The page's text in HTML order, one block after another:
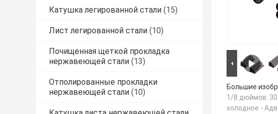
Катушка легированной стали (15)
Лист легированной стали (10)
Почищенная щеткой прокладка
нержавеющей стали (13)
Отполированные прокладки
нержавеющей стали (10)
Большие
1/8 дюймов.
холодное -